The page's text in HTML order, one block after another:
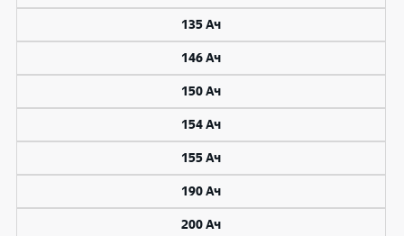
135 Ач
146 Ач
150 Ач
154 Ач
155 Ач
190 Ач
200 Ач